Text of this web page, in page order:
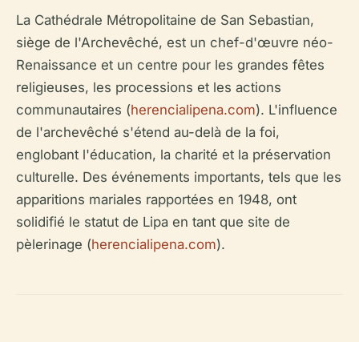
La Cathédrale Métropolitaine de San Sebastian,
siège de l'Archevêché, est un chef-d'œuvre néo-
Renaissance et un centre pour les grandes fêtes
religieuses, les processions et les actions
communautaires (herencialipena.com). L'influence
de l'archevêché s'étend au-delà de la foi,
englobant l'éducation, la charité et la préservation
culturelle. Des événements importants, tels que les
apparitions mariales rapportées en 1948, ont
solidifié le statut de Lipa en tant que site de
pèlerinage (herencialipena.com).